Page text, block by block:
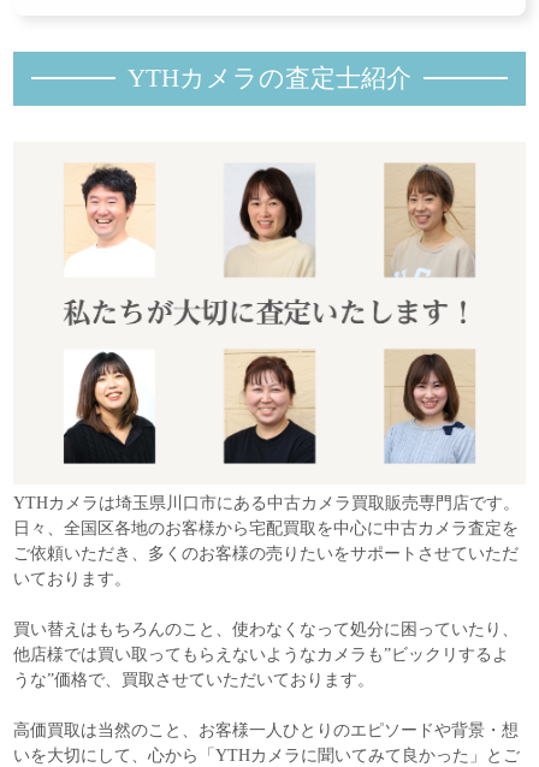
YTHカメラの査定士紹介
YTHカメラは埼玉県川口市にある中古カメラ買取販売専門店です。
日々、全国区各地のお客様から宅配買取を中心に中古カメラ査定を
ご依頼いただき、多くのお客様の売りたいをサポートさせていただ
いております。
買い替えはもちろんのこと、使わなくなって処分に困っていたり、
他店様では買い取ってもらえないようなカメラも”ビックリするよ
うな”価格で、買取させていただいております。
高価買取は当然のこと、お客様一人ひとりのエピソードや背景・想
いを大切にして、心から「YTHカメラに聞いてみて良かった」とご